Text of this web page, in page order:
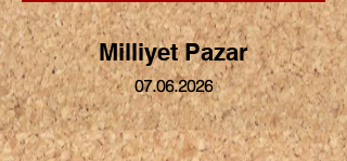
Milliyet Pazar
07.06.2026